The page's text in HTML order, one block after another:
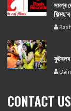
সমগ্ৰ
ফুটবলৰ
CONTACT US